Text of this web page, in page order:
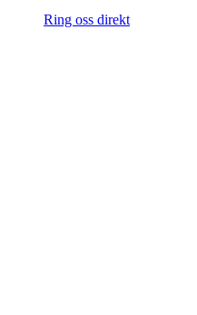
Ring oss direkt